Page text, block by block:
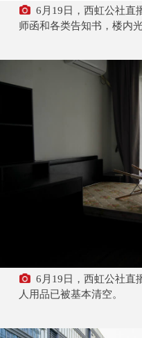
6月19日，西虹公社直
师函和各类告知书，楼内
6月19日，西虹公社直
人用品已被基本清空。